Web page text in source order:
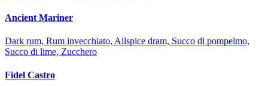
Ancient Mariner
Dark rum, Rum invecchiato, Allspice dram, Succo di pompelmo,
Succo di lime, Zucchero
Fidel Castro